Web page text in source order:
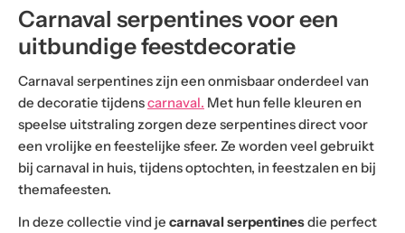
Carnaval serpentines voor een
uitbundige feestdecoratie
Carnaval serpentines zijn een onmisbaar onderdeel van
de decoratie tijdenscarnaval. Met hun felle kleuren en
speelse uitstraling zorgen deze serpentines direct voor
een vrolijke en feestelijke sfeer. Ze worden veel gebruikt
bij carnaval in huis, tijdens optochten, in feestzalen en bij
themafeesten.
In deze collectie vind je carnaval serpentinesdie perfect